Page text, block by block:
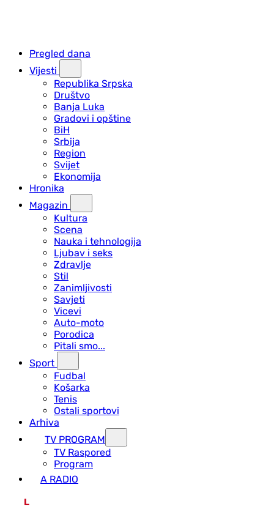
Pregled dana
Vijesti
Republika Srpska
Društvo
Banja Luka
Gradovi i opštine
BiH
Srbija
Region
Svijet
Ekonomija
Hronika
Magazin
Kultura
Scena
Nauka i tehnologija
Ljubav i seks
Zdravlje
Stil
Zanimljivosti
Savjeti
Vicevi
Auto-moto
Porodica
Pitali smo...
Sport
Fudbal
Košarka
Tenis
Ostali sportovi
Arhiva
TV PROGRAM
ТV Raspored
Program
A RADIO
L